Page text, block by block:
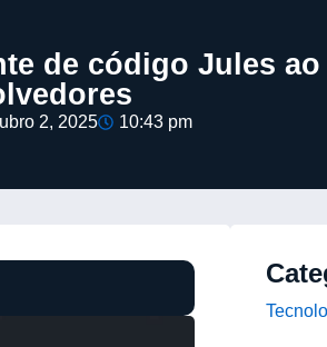
de código Jules
2, 2025 10:43 pm